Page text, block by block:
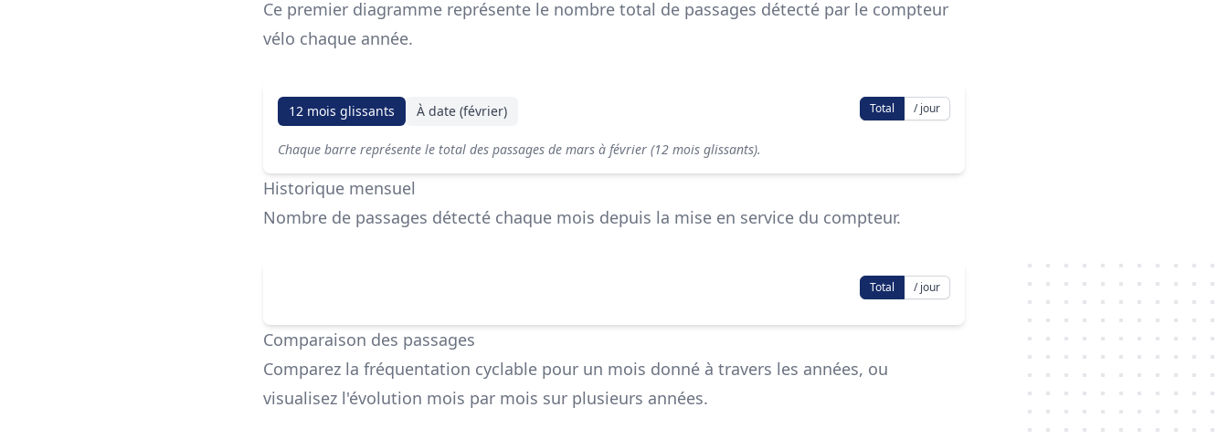
Ce premier diagramme représente le nombre total de passages détecté par le compteur
vélo chaque année.
12 mois glissants À date (février) Total / jour
Chaque barre représente le total des passages de mars à février (12 mois glissants).
Historique mensuel
Nombre de passages détecté chaque mois depuis la mise en service du compteur.
Total / jour
Comparaison des passages
Comparez la fréquentation cyclable pour un mois donné à travers les années, ou
visualisez l'évolution mois par mois sur plusieurs années.